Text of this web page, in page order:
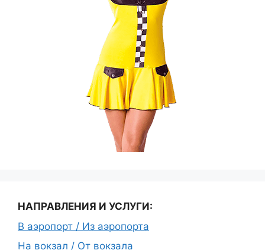
НАПРАВЛЕНИЯ И УСЛУГИ:
В аэропорт / Из аэропорта
На вокзал / От вокзала